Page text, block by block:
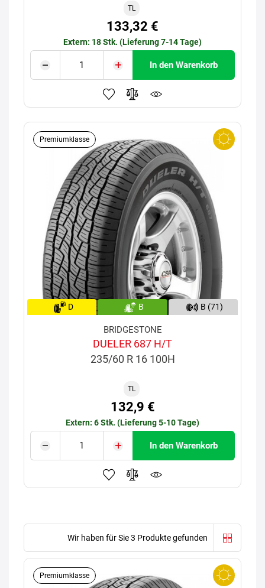
TL
133,32 €
Extern: 18 Stk. (Lieferung 7-14 Tage)
In den Warenkorb
Premiumklasse
D B B (71)
BRIDGESTONE
DUELER 687 H/T
235/60 R 16 100H
TL
132,9 €
Extern: 6 Stk. (Lieferung 5-10 Tage)
In den Warenkorb
Wir haben für Sie 3 Produkte gefunden
Premiumklasse